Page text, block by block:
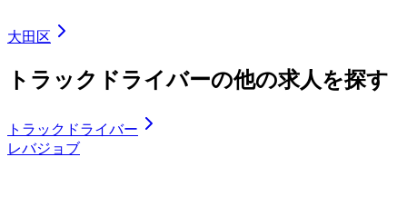
大田区
トラックドライバーの他の求人を探す
トラックドライバー
レバジョブ